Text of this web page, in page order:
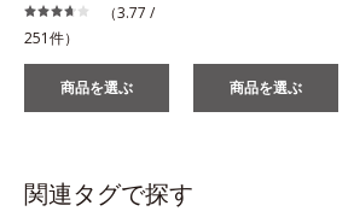
（3.77 /
251件）
商品を選ぶ 商品を選ぶ
関連タグで探す